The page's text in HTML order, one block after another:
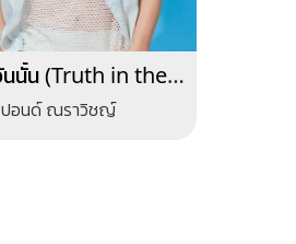
นนั้น (Truth in the
Eyes)
ปอนด์ ณราวิชญ์